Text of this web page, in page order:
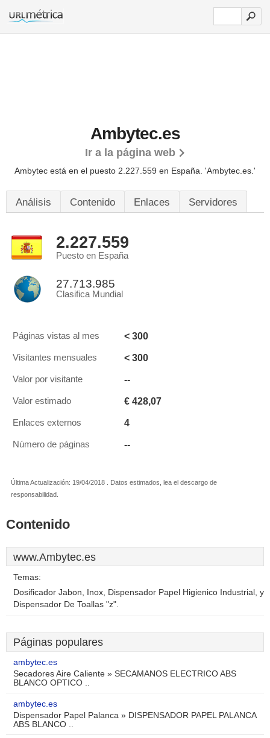
Ambytec.es
Ir a la página web
Ambytec está en el puesto 2.227.559 en España. 'Ambytec.es.'
Análisis Contenido Enlaces Servidores
2.227.559
Puesto en España
27.713.985
Clasifica Mundial
Páginas vistas al mes < 300
Visitantes mensuales < 300
Valor por visitante --
Valor estimado € 428,07
Enlaces externos 4
Número de páginas --
Última Actualización: 19/04/2018 . Datos estimados, lea el descargo de
responsabilidad.
Contenido
www.Ambytec.es
Temas:
Dosificador Jabon, Inox, Dispensador Papel Higienico Industrial, y
Dispensador De Toallas "z".
Páginas populares
ambytec.es
Secadores Aire Caliente » SECAMANOS ELECTRICO ABS
BLANCO OPTICO ..
ambytec.es
Dispensador Papel Palanca » DISPENSADOR PAPEL PALANCA
ABS BLANCO ..